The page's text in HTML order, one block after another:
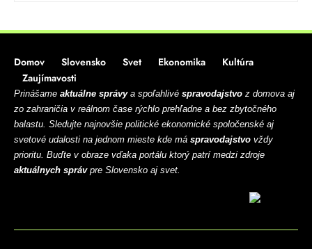
Domov Slovensko Svet Ekonomika
Kultúra
Zaujímavosti
Prinášame aktuálne správya spoľahlivé spravodajstvo z domova aj
zo zahraničia v reálnom čase rýchlo prehľadne a bez zbytočného
balastu. Sledujte najnovšie politické ekonomické spoločenské aj
svetové udalosti na jednom mieste kde má spravodajstvo vždy
prioritu. Buďte v obraze vďaka portálu ktorý patrí medzi zdroje
aktuálnych správpre Slovensko aj svet.